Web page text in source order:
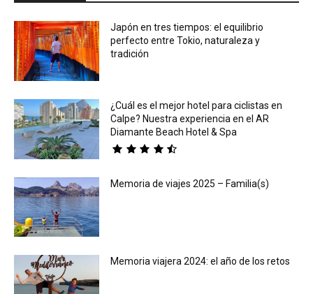
Japón en tres tiempos: el equilibrio
perfecto entre Tokio, naturaleza y
tradición
¿Cuál es el mejor hotel para ciclistas en
Calpe? Nuestra experiencia en el AR
Diamante Beach Hotel & Spa
Memoria de viajes 2025 – Familia(s)
Memoria viajera 2024: el año de los retos